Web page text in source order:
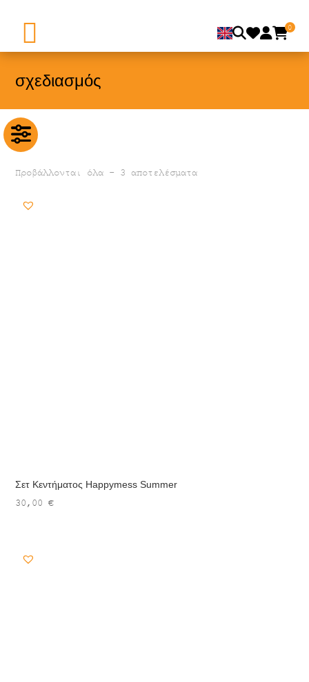
0
σχεδιασμός
Προβάλλονται όλα - 3 αποτελέσματα
Σετ Κεντήματος Happymess Summer
30,00€